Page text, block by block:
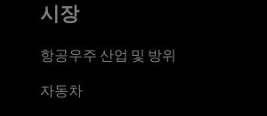
시장
항공우주 산업 및 방위
자동차